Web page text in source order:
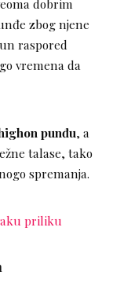
zbog njene
raspored
vremena da
punđu, a
talase, tako
spremanja.
priliku